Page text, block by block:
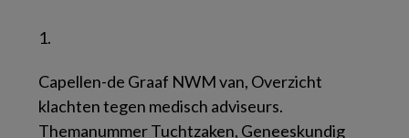
1.
Capellen-de Graaf NWM van, Overzicht
klachten tegen medisch adviseurs.
Themanummer Tuchtzaken, Geneeskundig